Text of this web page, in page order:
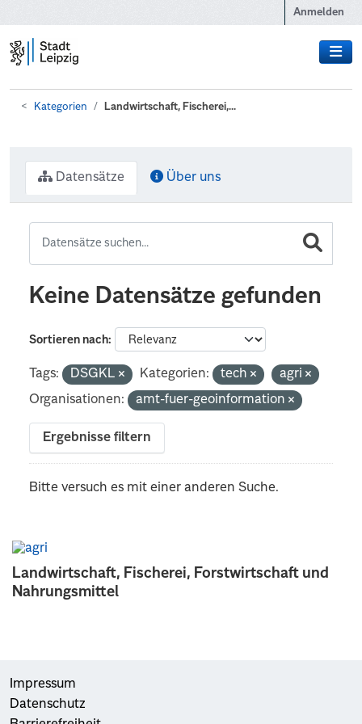
Anmelden
Kategorien Landwirtschaft, Fischerei,...
Landwirtschaft, Fischerei, Forstwirtschaft und
Nahrungsmittel
Datensätze Über uns
Keine Datensätze gefunden
Sortieren nach
Tags: DSGKL Kategorien: tech
agri
Organisationen:
amt-fuer-geoinformation
Ergebnisse filtern
Bitte versuch es mit einer anderen Suche.
Impressum
Datenschutz